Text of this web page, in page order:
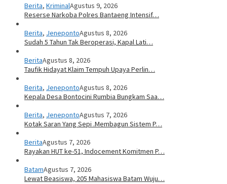
Berita, KriminalAgustus 9, 2026
Reserse Narkoba Polres Bantaeng Intensif…
Berita, JenepontoAgustus 8, 2026
Sudah 5 Tahun Tak Beroperasi, Kapal Lati…
BeritaAgustus 8, 2026
Taufik Hidayat Klaim Tempuh Upaya Perlin…
Berita, JenepontoAgustus 8, 2026
Kepala Desa Bontocini Rumbia Bungkam Saa…
Berita, JenepontoAgustus 7, 2026
Kotak Saran Yang Sepi .Membagun Sistem P…
BeritaAgustus 7, 2026
Rayakan HUT ke-51, Indocement Komitmen P…
BatamAgustus 7, 2026
Lewat Beasiswa, 205 Mahasiswa Batam Wuju…